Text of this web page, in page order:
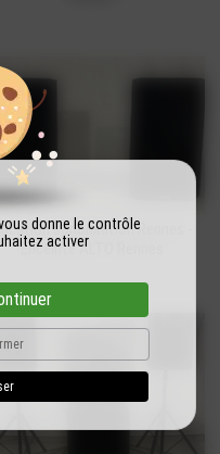
donne le contrôle
activer
sonorisation Rennes -
Enceinte ALTO Rennes